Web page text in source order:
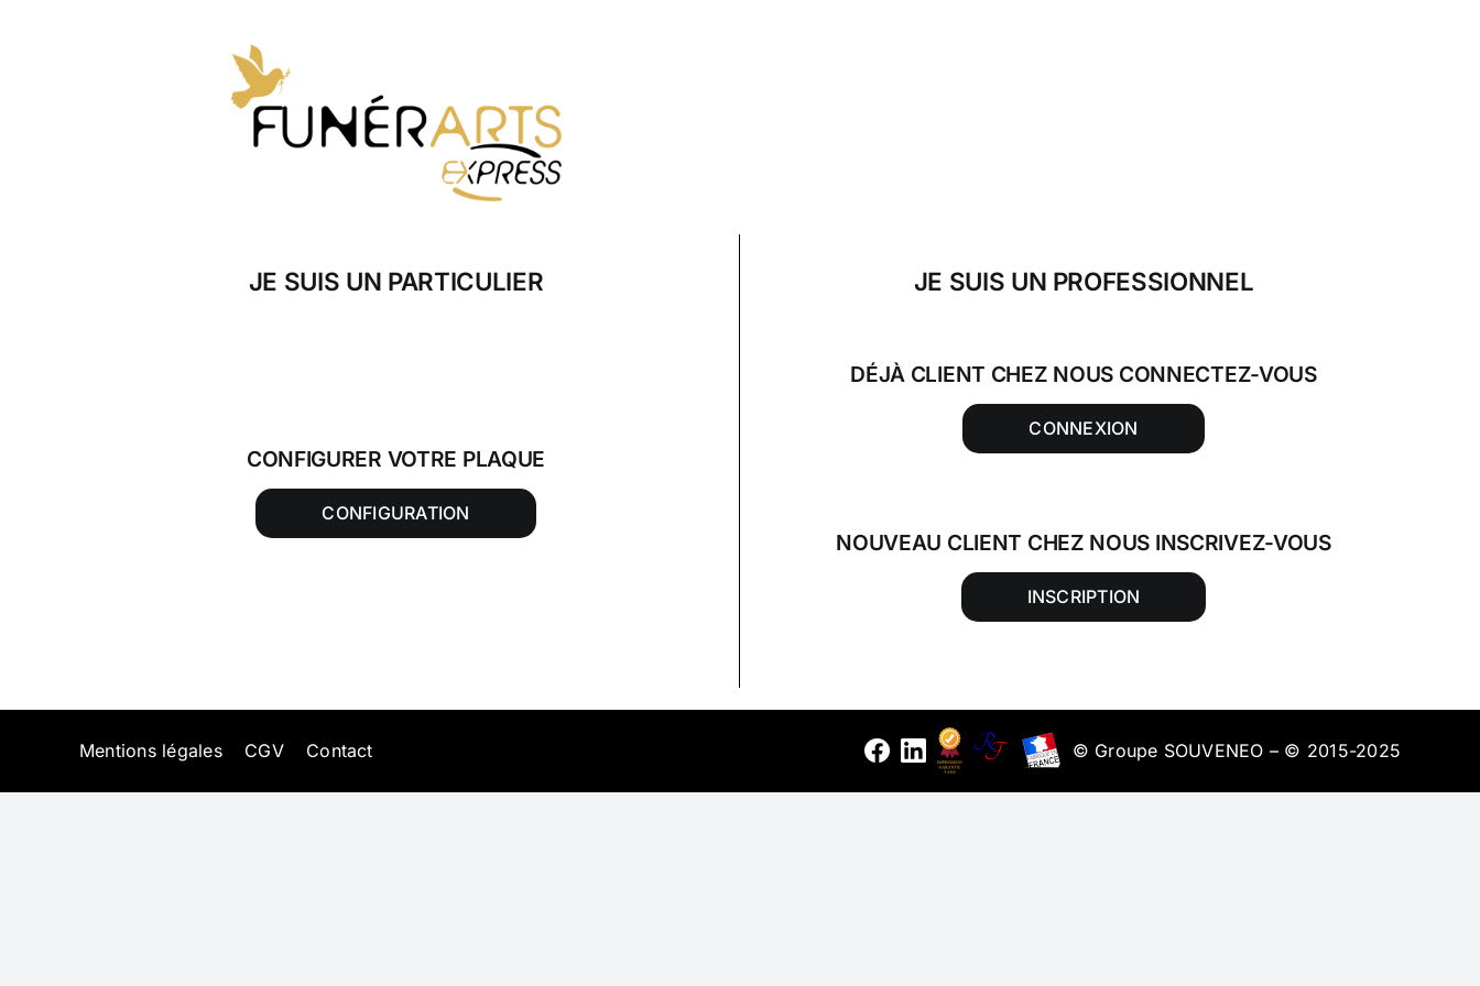
JE SUIS UN PARTICULIER JE SUIS UN PROFESSIONNEL
CONFIGURER VOTRE PLAQUE
CONFIGURATION
DÉJÀ CLIENT CHEZ NOUS CONNECTEZ-VOUS
CONNEXION
NOUVEAU CLIENT CHEZ NOUS INSCRIVEZ-VOUS
INSCRIPTION
Mentions légales CGV Contact © Groupe SOUVENEO – © 2015-2025